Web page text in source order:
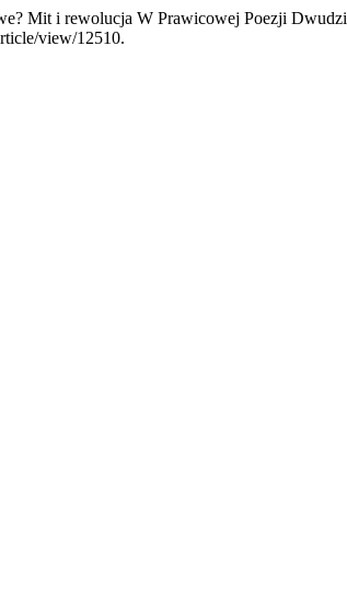
Mit i rewolucja W Prawicowej Poezji
view/12510.